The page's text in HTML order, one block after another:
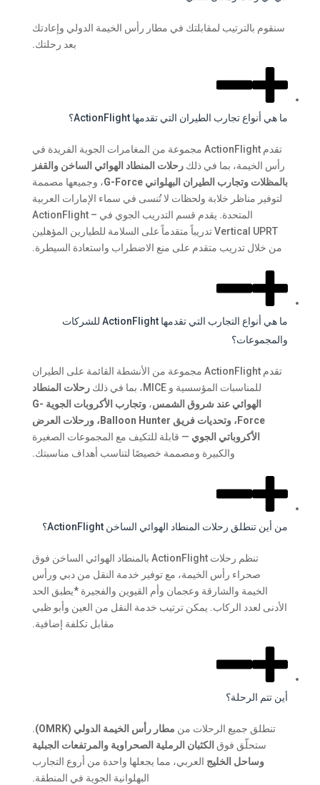
سنقوم بالترتيب لمقابلتك في مطار رأس الخيمة الدولي وإعادتك
بعد رحلتك.
ما هي أنواع تجارب الطيران التي تقدمها ActionFlight؟
تقدم ActionFlight مجموعة من المغامرات الجوية الفريدة في
رأس الخيمة، بما في ذلكرحلات المنطاد الهوائي الساخن والقفز
بالمظلات وتجارب الطيران البهلواني G-Force
، وجميعها مصممة
لتوفير مناظر خلابة ولحظات لا تُنسى في سماء الإمارات العربية
المتحدة. يقدم قسم التدريب الجوي في ActionFlight –
Vertical UPRT تدريباً متقدماً على السلامة للطيارين المؤهلين
من خلال تدريب متقدم على منع الاضطراب واستعادة السيطرة.
ما هي أنواع التجارب التي تقدمها ActionFlight للشركات
والمجموعات؟
تقدم ActionFlight مجموعة من الأنشطة القائمة على الطيران
للمناسبات المؤسسية و MICE، بما في ذلك
رحلات المنطاد
الهوائي عند شروق الشمس،
وتجارب الأكروبات الجوية G-
Force،
وتحديات فريق Balloon Hunter،
ورحلات العرض
الأكروباتي الجوي — قابلة للتكيف مع المجموعات الصغيرة
والكبيرة ومصممة خصيصًا لتناسب أهداف مناسبتك.
من أين تنطلق رحلات المنطاد الهوائي الساخن ActionFlight؟
تنظم رحلات ActionFlight بالمنطاد الهوائي الساخن فوق
صحراء رأس الخيمة، مع توفير خدمة النقل من دبي ورأس
الخيمة والشارقة وعجمان وأم القيوين والفجيرة *يطبق الحد
الأدنى لعدد الركاب. يمكن ترتيب خدمة النقل من العين وأبو ظبي
مقابل تكلفة إضافية.
أين تتم الرحلة؟
تنطلق جميع الرحلات من مطار رأس الخيمة الدولي (OMRK)
.
ستحلّق فوق الكثبان الرملية الصحراوية والمرتفعات الجبلية
وساحل الخليج العربي، مما يجعلها واحدة من أروع التجارب
البهلوانية الجوية في المنطقة.